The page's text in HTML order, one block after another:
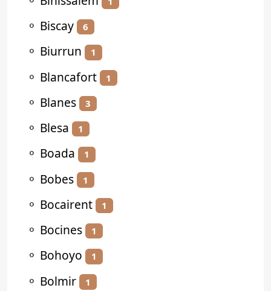
⚬ Biscay 6
⚬ Biurrun 1
⚬ Blancafort 1
⚬ Blanes 3
⚬ Blesa 1
⚬ Boada 1
⚬ Bobes 1
⚬ Bocairent 1
⚬ Bocines 1
⚬ Bohoyo 1
⚬ Bolmir 1